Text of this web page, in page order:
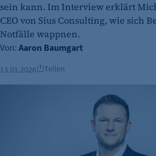
sein kann. Im Interview erklärt
CEO von Sius Consulting, wie sich
Notfälle wappnen.
Von: Aaron Baumgart
13.01.2026 Teilen